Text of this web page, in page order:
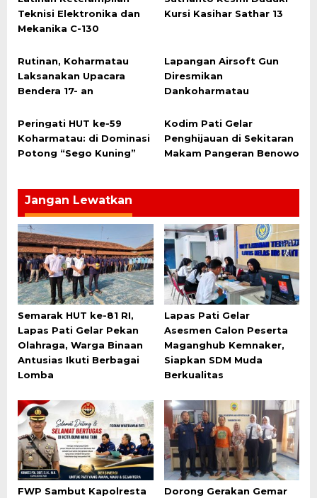
Teknisi Elektronika dan
Mekanika C-130
Kursi Kasihar Sathar 13
Rutinan, Koharmatau
Laksanakan Upacara
Bendera 17- an
Lapangan Airsoft Gun
Diresmikan
Dankoharmatau
Peringati HUT ke-59
Koharmatau: di Dominasi
Potong “Sego Kuning”
Kodim Pati Gelar
Penghijauan di Sekitaran
Makam Pangeran Benowo
Jangan Lewatkan
Semarak HUT ke-81 RI,
Lapas Pati Gelar Pekan
Olahraga, Warga Binaan
Antusias Ikuti Berbagai
Lomba
Lapas Pati Gelar
Asesmen Calon Peserta
Maganghub Kemnaker,
Siapkan SDM Muda
Berkualitas
FWP Sambut Kapolresta
Dorong Gerakan Gemar